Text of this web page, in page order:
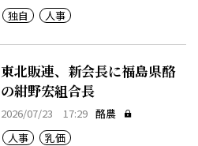
独自
人事
東北販連、新会長に福島県酪
の紺野宏組合長
2026/07/23 17:29 酪農
人事
乳価